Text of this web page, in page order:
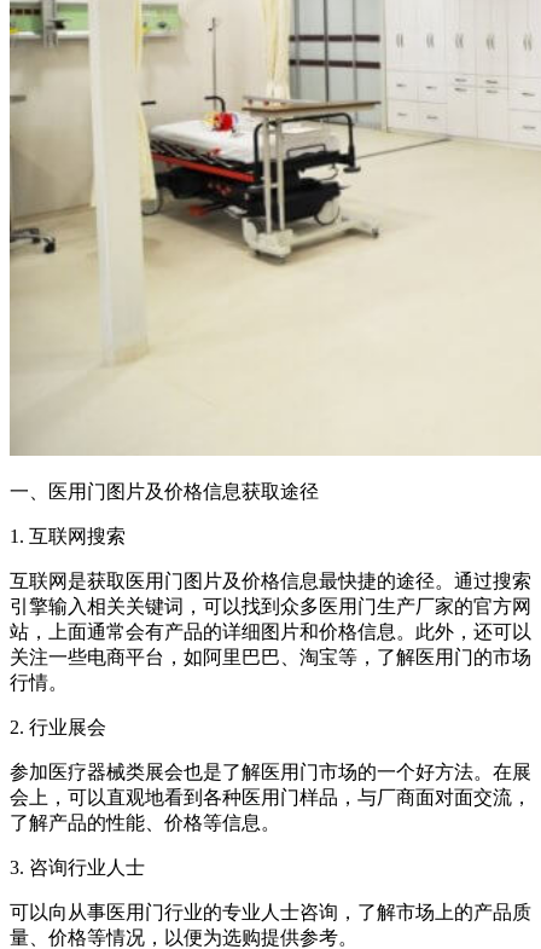
一、医用门图片及价格信息获取途径
1. 互联网搜索
互联网是获取医用门图片及价格信息最快捷的途径。通过搜索
引擎输入相关关键词，可以找到众多医用门生产厂家的官方网
站，上面通常会有产品的详细图片和价格信息。此外，还可以
关注一些电商平台，如阿里巴巴、淘宝等，了解医用门的市场
行情。
2. 行业展会
参加医疗器械类展会也是了解医用门市场的一个好方法。在展
会上，可以直观地看到各种医用门样品，与厂商面对面交流，
了解产品的性能、价格等信息。
3. 咨询行业人士
可以向从事医用门行业的专业人士咨询，了解市场上的产品质
量、价格等情况，以便为选购提供参考。